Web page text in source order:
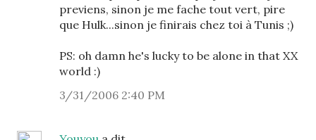
previens, sinon je me fache tout vert, pire
que Hulk...sinon je finirais chez toi à Tunis ;)
PS: oh damn he's lucky to be alone in that XX
world :)
3/31/2006 2:40 PM